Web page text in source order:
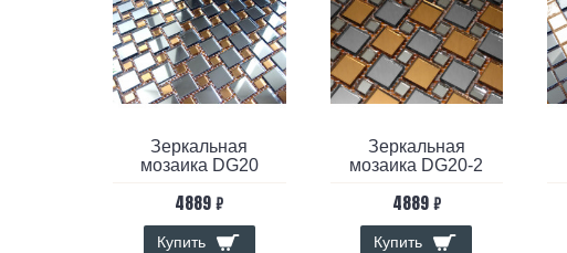
Зеркальная
мозаика DG20
4889 ₽
Купить
Зеркальная
мозаика DG20-2
4889 ₽
Купить